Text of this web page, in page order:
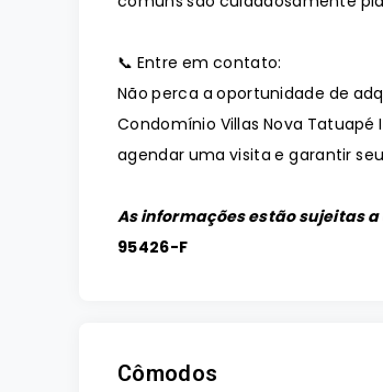
📞 Entre em contato:
Não perca a oportunidade de
Condomínio Villas Nova
agendar uma visita e garantir
As informações estão sujeitas
95426-F
Cômodos